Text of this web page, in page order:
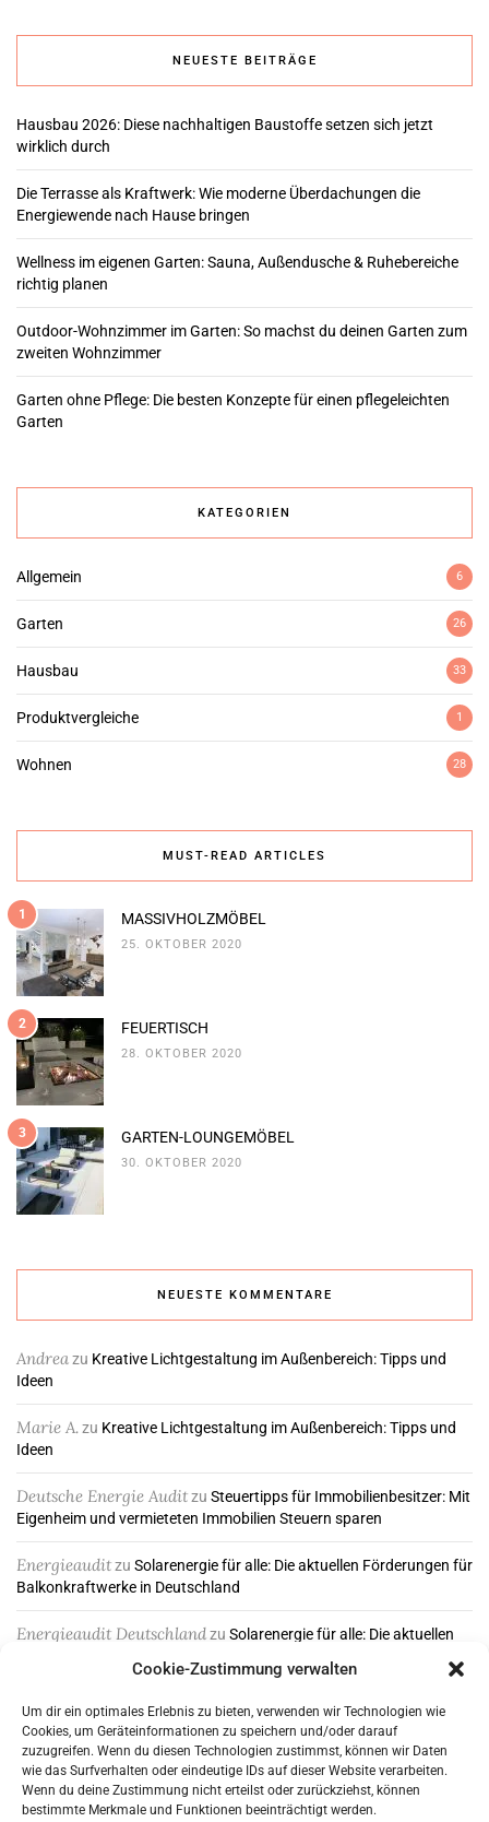
Cookie-Zustimmung verwalten
Um dir ein optimales Erlebnis zu bieten, verwenden wir Technologien wie
Cookies, um Geräteinformationen zu speichern und/oder darauf
zuzugreifen. Wenn du diesen Technologien zustimmst, können wir Daten
wie das Surfverhalten oder eindeutige IDs auf dieser Website verarbeiten.
Wenn du deine Zustimmung nicht erteilst oder zurückziehst, können
bestimmte Merkmale und Funktionen beeinträchtigt werden.
NEUESTE BEITRÄGE
Hausbau 2026: Diese nachhaltigen Baustoffe setzen sich jetzt
wirklich durch
Die Terrasse als Kraftwerk: Wie moderne Überdachungen die
Energiewende nach Hause bringen
Wellness im eigenen Garten: Sauna, Außendusche & Ruhebereiche
richtig planen
Outdoor-Wohnzimmer im Garten: So machst du deinen Garten zum
zweiten Wohnzimmer
Garten ohne Pflege: Die besten Konzepte für einen pflegeleichten
Garten
KATEGORIEN
Allgemein 6
Garten 26
Hausbau 33
Produktvergleiche 1
Wohnen 28
MUST-READ ARTICLES
1 MASSIVHOLZMÖBEL
25. OKTOBER 2020
2 FEUERTISCH
28. OKTOBER 2020
3 GARTEN-LOUNGEMÖBEL
30. OKTOBER 2020
NEUESTE KOMMENTARE
Andreazu Kreative Lichtgestaltung im Außenbereich: Tipps und
Ideen
Marie A.zu Kreative Lichtgestaltung im Außenbereich: Tipps und
Ideen
Deutsche Energie Auditzu Steuertipps für Immobilienbesitzer: Mit
Eigenheim und vermieteten Immobilien Steuern sparen
Energieauditzu Solarenergie für alle: Die aktuellen Förderungen für
Balkonkraftwerke in Deutschland
Energieaudit Deutschlandzu Solarenergie für alle: Die aktuellen
ABONNIEREN & FOLGEN